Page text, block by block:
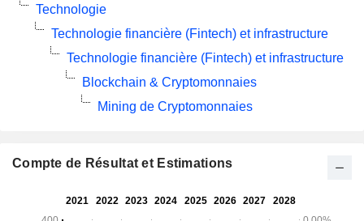
Technologie
Technologie financière (Fintech) et infrastructure
Technologie financière (Fintech) et infrastructure
Blockchain & Cryptomonnaies
Mining de Cryptomonnaies
Compte de Résultat et Estimations